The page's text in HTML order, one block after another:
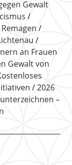
Gewalt
an Frauen
Gewalt von
2026
unterzeichnen –